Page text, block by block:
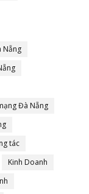
Nẵng
Đà Nẵng
tác
Kinh Doanh